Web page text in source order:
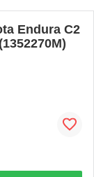
Endura C2